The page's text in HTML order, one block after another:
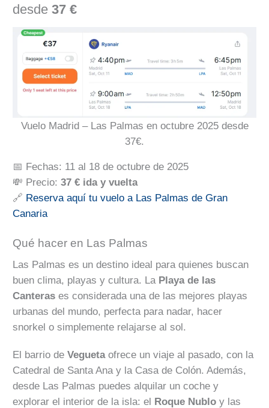
desde 37 €
Vuelo Madrid – Las Palmas en octubre 2025 desde
37€.
📅 Fechas: 11 al 18 de octubre de 2025
💸 Precio: 37 € ida y vuelta
🔗 Reserva aquí tu vuelo a Las Palmas de Gran
Canaria
Qué hacer en Las Palmas
Las Palmas es un destino ideal para quienes buscan
buen clima, playas y cultura. La Playa de las
Canteras es considerada una de las mejores playas
urbanas del mundo, perfecta para nadar, hacer
snorkel o simplemente relajarse al sol.
El barrio de Veguetaofrece un viaje al pasado, con la
Catedral de Santa Ana y la Casa de Colón. Además,
desde Las Palmas puedes alquilar un coche y
explorar el interior de la isla: el
Roque Nublo y las